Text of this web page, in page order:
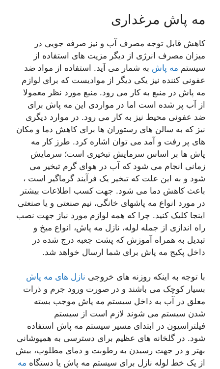
مه پاش مرغداری
کاهش قابل توجه مصرف آب و نیز صرفه جویی در
میزان مصرف انرژی از دیگر مزیت های استفاده از
سیستم مه پاش به شمار می آید. استفاده از مواد ضد
عفونی کننده نیز یکی دیگر از موادیست که برای لوازم
مه پاش در منبع به کار می رود. منبع مورد نظر معمولا
از آب پر شده است اما در مواردی این مه پاش برای
ضد عفونی محیط نیز به کار می رود. در موارد دیگری
نیز که به سالن های رستوران ها برای کاهش دما و مکان
های پر رفت و آمد می توان اشاره کرد. طرز کار مه
پاش ها بر اساس سرمایش تبخیری است؛ سرمایش
زمانی انجام می شود که آب در هوای گرم تبخیر می
شود و به این علت که تبخیر یک فرآیند گرماگیر است ،
باعث کاهش دما می شود. جهت کسب اطلاعات بیشتر
در مورد انواع مه پاشهای خانگی، نیم صنعتی و یا صنعتی
اینجا کلیک کنید. چرا که همه لوازم مورد نیاز جهت نصب
راه اندازی از جمله لوله، نازل مه پاش، انواع میخ و
تبدیل به همراه آموزش که پشت جعبه درج شده در
داخل پکیج مه پاش برای شما ارسال خواهد شد.
با توجه به اینکه روزنه های خروجی نازل های مه پاش
بسیار کوچک می باشند و در صورت ورود جرم و ذرات
معلق در آب به داخل سیستم مه پاش موجب بسته
شدن سیستم می شوند لازم است از سیستم
فیلتراسیون در ابتدای مسیر سیستم مه پاش استفاده
شود. در گلخانه های عظیم برای دسترسی به همپوشانی
بهتر و در جهت رسیدن به رطوبت و دمای مطلوب، بیش
از یک خط لوله نازل برای سیستم مه پاش یا دستگاه مه